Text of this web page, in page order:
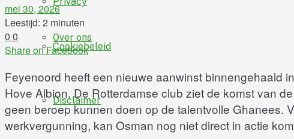
Cookiebeleid
Disclaimer
Over ons
mei 30, 2026
Leestijd: 2 minuten
0 0
Share on Facebook
Feyenoord heeft een nieuwe aanwinst binnengehaald
Hove Albion. De Rotterdamse club ziet de komst van
geen beroep kunnen doen op de talentvolle Ghanees.
werkvergunning, kan Osman nog niet direct in actie